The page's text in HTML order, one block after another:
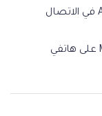
ماذا يجب أفعل اذا فشل هاتفي Android في الاتصال
كيف اتصرف عندما يتعرف MobileTrans على هاتفي